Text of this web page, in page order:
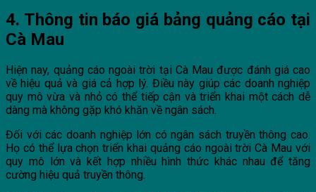
4. Thông tin báo giá bảng quảng cáo tại
Cà Mau
Hiện nay, quảng cáo ngoài trời tại Cà Mau được đánh giá cao
về hiệu quả và giá cả hợp lý. Điều này giúp các doanh nghiệp
quy mô vừa và nhỏ có thể tiếp cận và triển khai một cách dễ
dàng mà không gặp khó khăn về ngân sách.
Đối với các doanh nghiệp lớn có ngân sách truyền thông cao.
Họ có thể lựa chọn triển khai quảng cáo ngoài trời Cà Mau với
quy mô lớn và kết hợp nhiều hình thức khác nhau để tăng
cường hiệu quả truyền thông.